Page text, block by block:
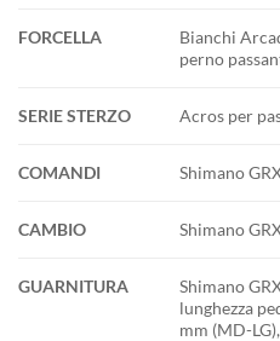
FORCELLA
Bianchi
perno
SERIE STERZO Acros per
COMANDI Shimano
CAMBIO Shimano
GUARNITURA
Shimano
lunghezza
mm (MD-